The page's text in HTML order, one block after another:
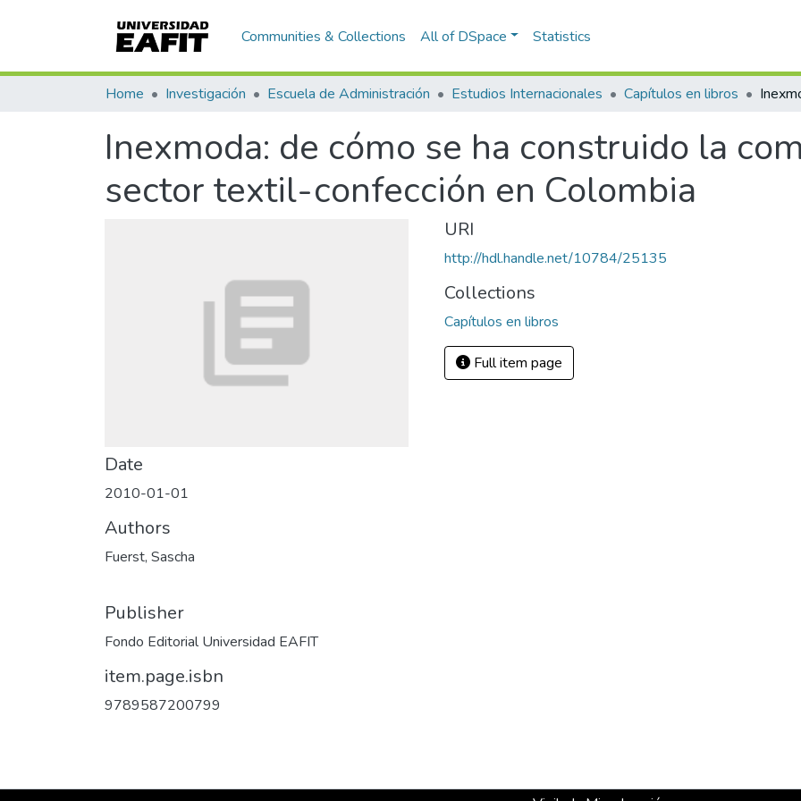
Communities & Collections All of DSpace Statistics
Home Investigación Escuela de Administración Estudios Internacionales Capítulos en libros
Inexmoda: de cómo se ha construido la
sector textil-confección en Colombia
Date
2010-01-01
Authors
Fuerst, Sascha
Publisher
Fondo Editorial Universidad EAFIT
item.page.isbn
9789587200799
URI
http://hdl.handle.net/10784/25135
Collections
Capítulos en libros
Full item page